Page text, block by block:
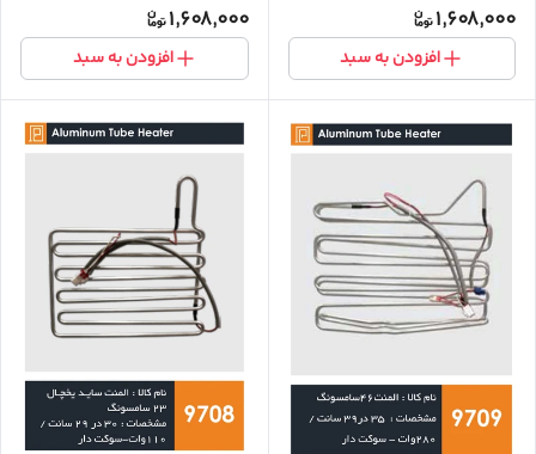
1,608,000
افزودن به سبد
1,608,000
افزودن به سبد